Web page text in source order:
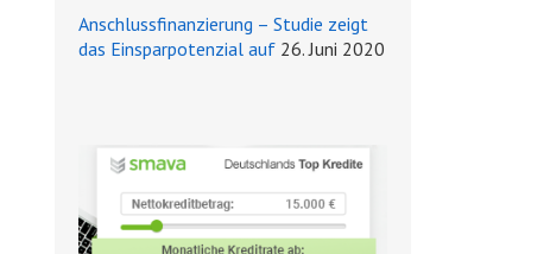
Anschlussfinanzierung – Studie zeigt
das Einsparpotenzial auf 26. Juni 2020